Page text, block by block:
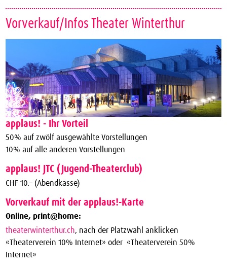
Vorverkauf/Infos Theater Winterthur
applaus! - Ihr Vorteil
50% auf zwölf ausgewählte Vorstellungen
10% auf alle anderen Vorstellungen
applaus! JTC (Jugend-Theaterclub)
CHF 10.– (Abendkasse)
Vorverkauf mit der applaus!-Karte
Online, print@home:
theaterwinterthur.ch, nach der Platzwahl anklicken
«Theaterverein 10% Internet» oder «Theaterverein 50%
Internet»